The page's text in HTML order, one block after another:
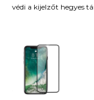
védi a kijelzőt hegyes